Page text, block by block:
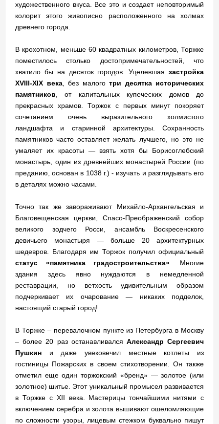
художественного вкуса. Все это и создает неповторимый
колорит этого живописно расположенного на холмах
древнего города.
В крохотном, меньше 60 квадратных километров, Торжке
поместилось столько достопримечательностей, что
хватило бы на десяток городов. Уцелевшая застройка
XVIII-XIX века, без малого три десятка исторических
памятников , от капитальных купеческих домов до
прекрасных храмов. Торжок с первых минут покоряет
сочетанием очень выразительного холмистого
ландшафта и старинной архитектуры. Сохранность
памятников часто оставляет желать лучшего, но это не
умаляет их красоты — взять хотя бы Борисоглебский
монастырь, один из древнейших монастырей России (по
преданию, основан в 1038 г.) - изучать и разглядывать его
в деталях можно часами.
Точно так же завораживают Михайло-Архангельская и
Благовещенская церкви, Спасо-Преображенский собор
великого зодчего Росси, ансамбль Воскресенского
девичьего монастыря — больше 20 архитектурных
шедевров. Благодаря им Торжок получил официальный
статус «памятника градостроительства» . Многие
здания здесь явно нуждаются в немедленной
реставрации, но ветхость удивительным образом
подчеркивает их очарование — никаких подделок,
настоящий старый город!
В Торжке – перевалочном пункте из Петербурга в Москву
– более 20 раз останавливался Александр Сергеевич
Пушкин и даже увековечил местные котлеты из
гостиницы Пожарских в своем стихотворении. Он также
отметил еще один торжокский «бренд» — золотое (или
золотное) шитье. Этот уникальный промысел развивается
в Торжке с XII века. Мастерицы тончайшими нитями с
включением серебра и золота вышивают ошеломляющие
по сложности узоры, лицевым стежком буквально пишут